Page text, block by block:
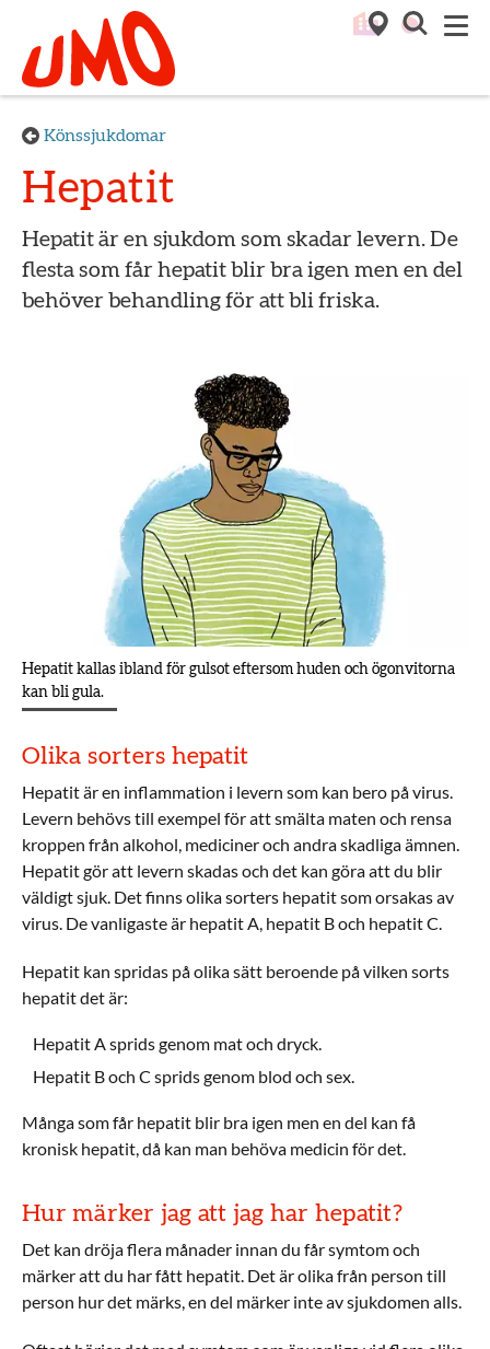
Till startsidan för Umo
Könssjukdomar
Hepatit
Hepatit är en sjukdom som skadar levern. De
flesta som får hepatit blir bra igen men en del
behöver behandling för att bli friska.
Hepatit kallas ibland för gulsot eftersom huden och ögonvitorna
kan bli gula.
Olika sorters hepatit
Hepatit är en inflammation i levern som kan bero på virus.
Levern behövs till exempel för att smälta maten och rensa
kroppen från alkohol, mediciner och andra skadliga ämnen.
Hepatit gör att levern skadas och det kan göra att du blir
väldigt sjuk. Det finns olika sorters hepatit som orsakas av
virus. De vanligaste är hepatit A, hepatit B och hepatit C.
Hepatit kan spridas på olika sätt beroende på vilken sorts
hepatit det är:
Hepatit A sprids genom mat och dryck.
Hepatit B och C sprids genom blod och sex.
Många som får hepatit blir bra igen men en del kan få
kronisk hepatit, då kan man behöva medicin för det.
Hur märker jag att jag har hepatit?
Det kan dröja flera månader innan du får symtom och
märker att du har fått hepatit. Det är olika från person till
person hur det märks, en del märker inte av sjukdomen alls.